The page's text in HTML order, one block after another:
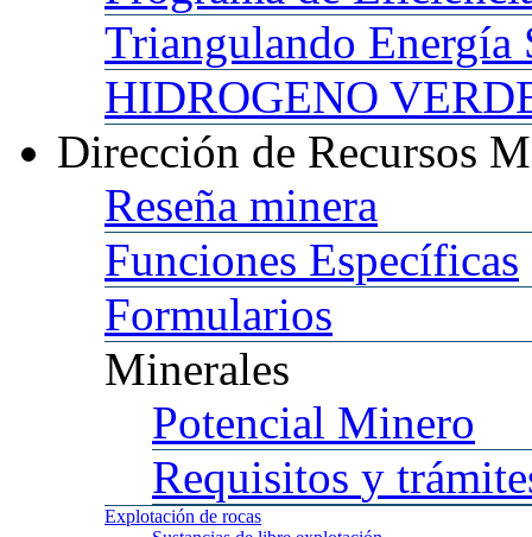
Triangulando Energía
HIDROGENO
Dirección de Recursos
Reseña minera
Funciones Específicas
Formularios
Minerales
Potencial Minero
Requisitos y
Explotación de rocas